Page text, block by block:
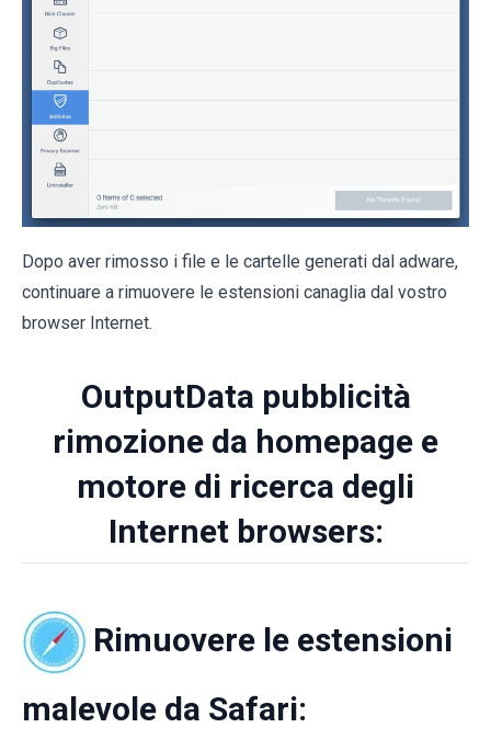
Dopo aver rimosso i file e le cartelle generati dal adware,
continuare a rimuovere le estensioni canaglia dal vostro
browser Internet.
OutputData pubblicità
rimozione da homepage e
motore di ricerca degli
Internet browsers:
Rimuovere le estensioni
malevole da Safari: